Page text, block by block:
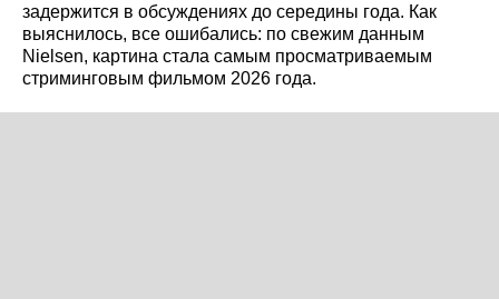
задержится в обсуждениях до середины года. Как
выяснилось, все ошибались: по свежим данным
Nielsen, картина стала самым просматриваемым
стриминговым фильмом 2026 года.